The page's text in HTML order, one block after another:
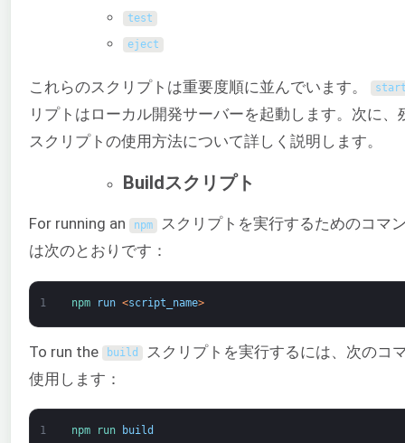
test
eject
これらのスクリプトは重要度順に並んでいます。
リプトはローカル開発サーバーを起動します。次に、
スクリプトの使用方法について詳しく説明します。
Buildスクリプト
For running an npm スクリプトを実行するためのコマ
は次のとおりです：
1 npm run <script_name>
To run the build スクリプトを実行するには、次のコ
使用します：
1 npm run build